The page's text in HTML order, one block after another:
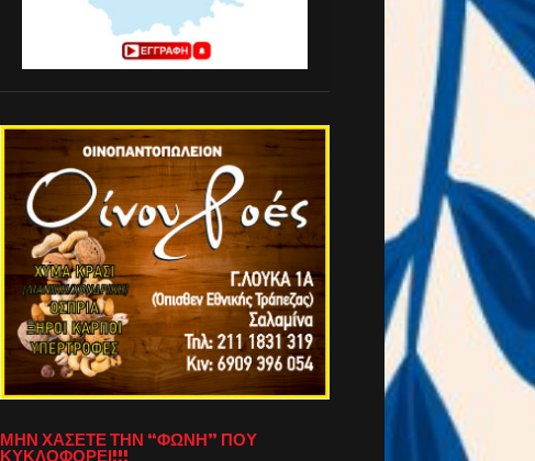
ΜΗΝ ΧΑΣΕΤΕ ΤΗΝ “ΦΩΝΗ” ΠΟΥ
ΚΥΚΛΟΦΟΡΕΙ!!!